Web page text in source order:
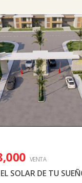
VENTA
SOLAR DE TU